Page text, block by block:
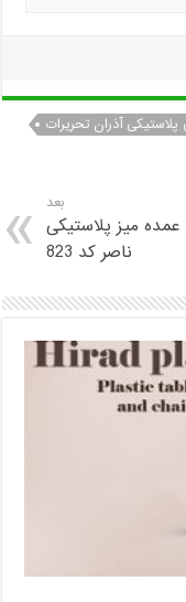
آذران تحریرات
بعد
میز پلاستیکی
ناصر کد 823